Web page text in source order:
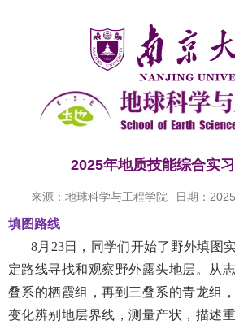
2025年地质技能综合实
来源：地球科学与工程学院 日期：
填图路线
8月 23日，同学们开始了野外填图
定路线寻找和观察野外露头地层。从
叠系的栖霞组，再到三叠系的青龙组
变化辨别地层界线，测量产状，描述